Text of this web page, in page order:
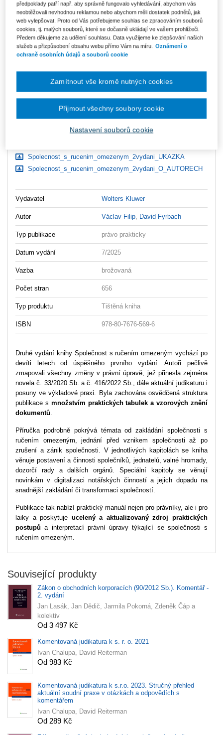
1 599 Kč
Ušetříte 842 Kč
DMOC 2 441 Kč
Balíček - Tištěná kniha + E-kniha
Smarteca + soubory ke stažení
Skladem - expedice do 2 pracovních dnů
Co je Smarteca?
Upozorňujeme, že v období od 1.8. do 21.8. z technických
zaslány dodatečně e-mailem.
Spolecnost_s_rucenim_omezenym_2vydani_UKAZKA
Spolecnost_s_rucenim_omezenym_2vydani_O_AUTORECH
Vydavatel Wolters Kluwer
Autor Václav Filip David Fyrbach
Typ publikace právo prakticky
Datum vydání 7/2025
Vazba brožovaná
Počet stran 656
Typ produktu Tištěná kniha
ISBN 978-80-7676-569-6
Druhé vydání knihy Společnost s ručením omezeným vychází po
devíti letech od úspěšného prvního vydání. Autoři pečlivě
zmapovali všechny změny v právní úpravě, jež přinesla zejména
novela č. 33/2020 Sb. a č. 416/2022 Sb., dále aktuální judikaturu i
posuny ve výkladové praxi. Byla zachována osvědčená struktura
publikace s množstvím praktických tabulek a vzorových znění
dokumentů
Příručka podrobně pokrývá témata od zakládání společnosti s
ručením omezeným, jednání před vznikem společnosti až po
zrušení a zánik společnosti. V jednotlivých kapitolách se kniha
věnuje postavení a činnosti společníků, jednatelů, valné hromady,
dozorčí rady a dalších orgánů. Speciální kapitoly se věnují
novinkám v digitalizaci notářských činností a jejich dopadu na
snadnější zakládání či transformaci společností.
Publikace tak nabízí praktický manuál nejen pro právníky, ale i pro
laiky a poskytuje ucelený a aktualizovaný zdroj praktických
postupů a interpretací právní úpravy týkající se společnosti s
ručením omezeným.
Související produkty
Zákon o obchodních korporacích (90/2012 Sb.). Komentář -
2. vydání
Jan Lasák, Jan Dědič, Jarmila Pokorná, Zdeněk Čáp a
kolektiv
Od 3 497 Kč
Komentovaná judikatura k s. r. o. 2021
Ivan Chalupa, David Reiterman
Od 983 Kč
Komentovaná judikatura k s.r.o. 2023. Stručný přehled
aktuální soudní praxe v otázkách a odpovědích s
komentářem
Ivan Chalupa, David Reiterman
Od 289 Kč
předpoklady patří např. aby správně fungovalo vyhledávání, abychom vás
neobtěžovali nevhodnou reklamou nebo abychom měli dostatek podnětů, jak
web vylepšovat. Proto od Vás potřebujeme souhlas se zpracováním souborů
cookies, tj. malých souborů, které se dočasně ukládají ve vašem prohlížeči.
Předem děkujeme za udělení souhlasu. Data využijeme ke zlepšování našich
služeb a přizpůsobení obsahu webu přímo Vám na míru.
Oznámení o
ochraně osobních údajů a souborů cookie
Nastavení souborů cookie
Zamítnout vše kromě nutných cookies
Přijmout všechny soubory cookie